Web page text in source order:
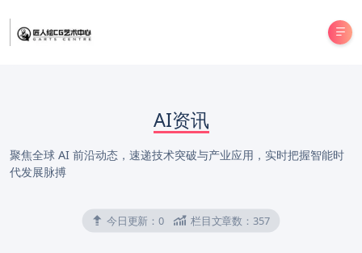
AI资讯
聚焦全球 AI 前沿动态，速递技术突破与产业应用，实时把握智能时
代发展脉搏
今日更新： 0 栏目文章数： 357